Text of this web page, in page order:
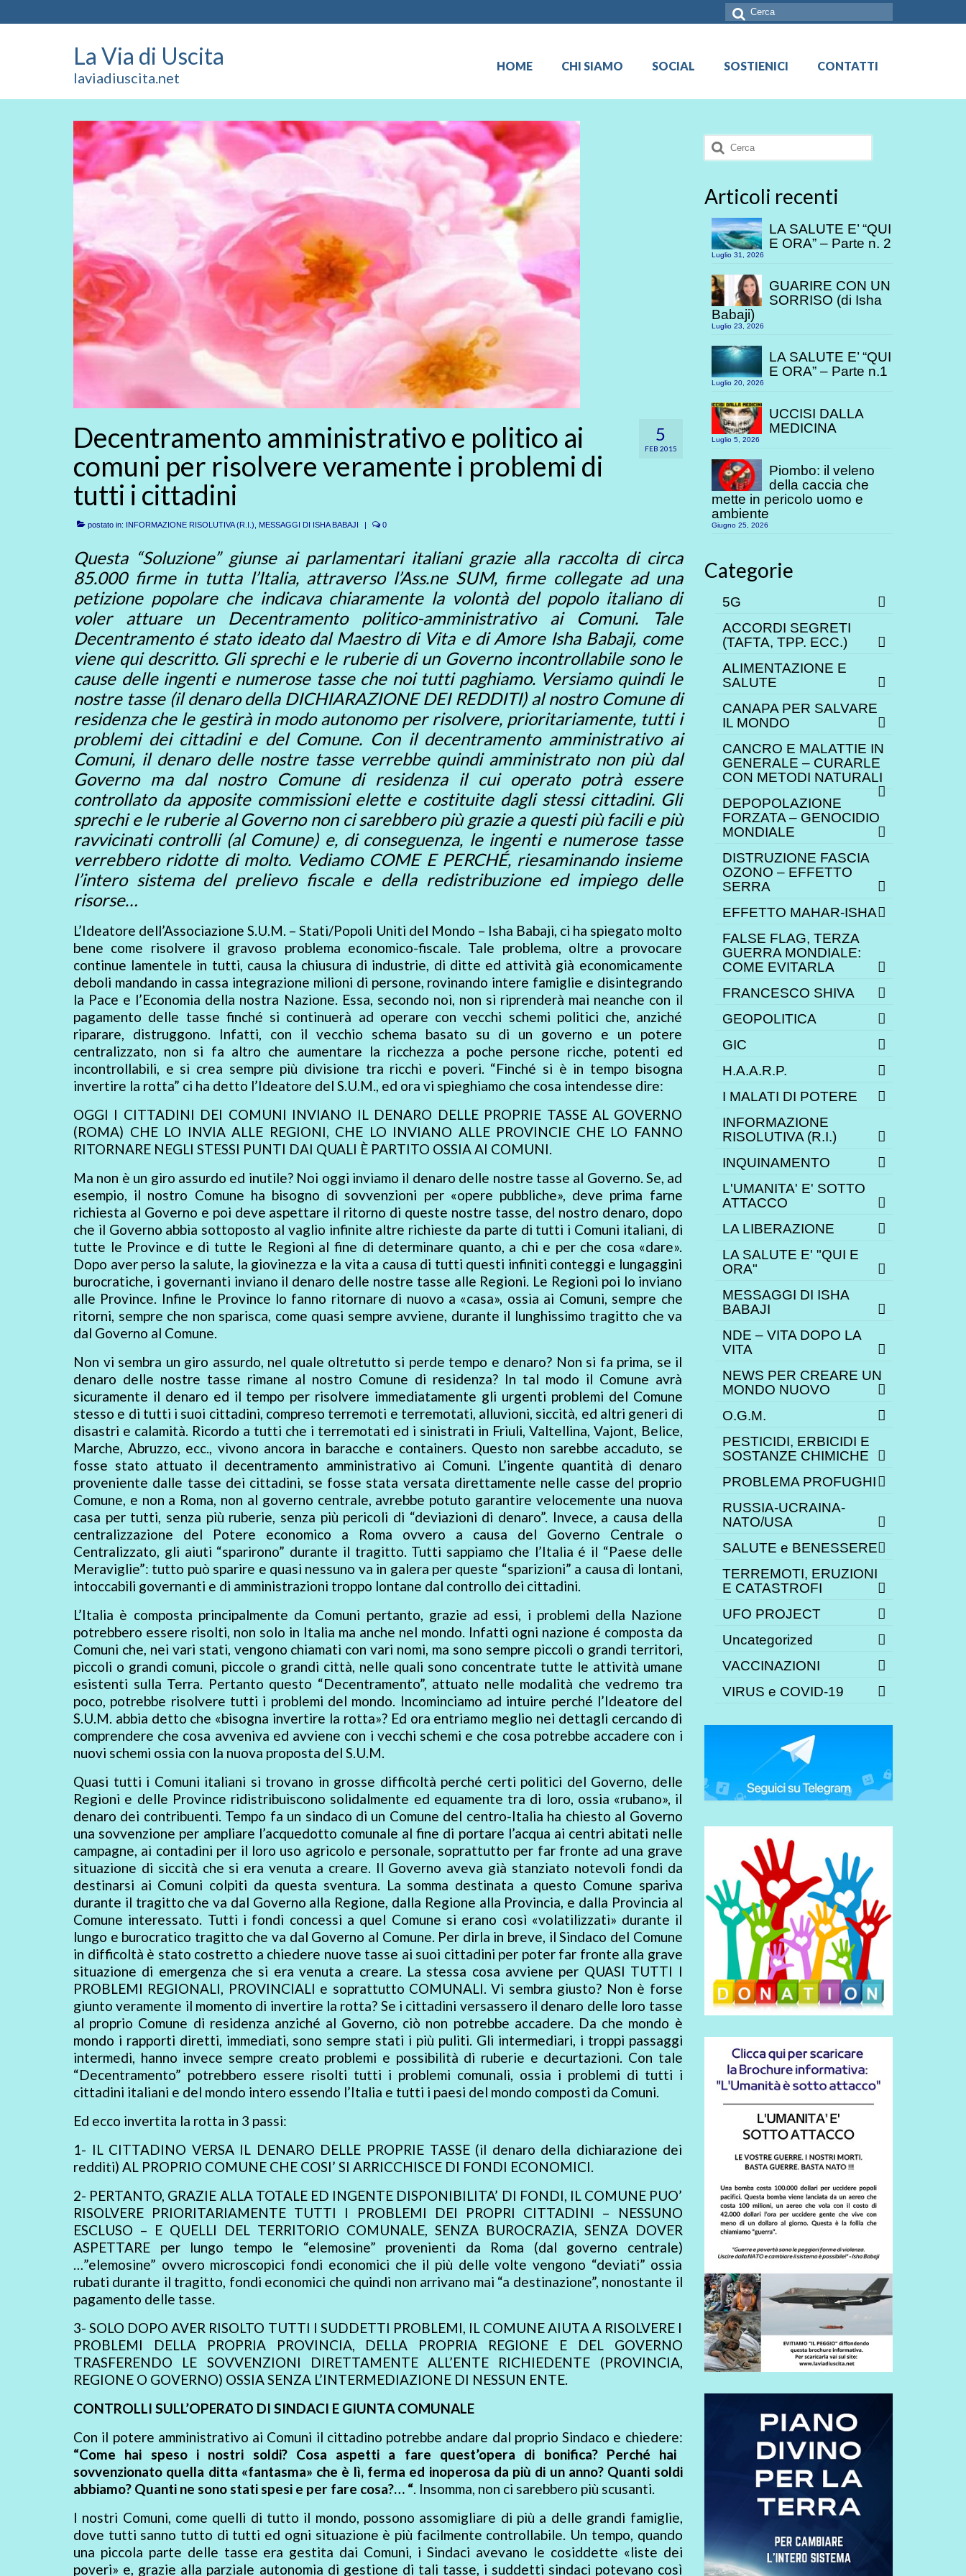
Cerca:
La Via di Uscita
laviadiuscita.net
HOME CHI SIAMO SOCIAL SOSTIENICI CONTATTI
5
FEB 2015
Decentramento amministrativo e politico ai
comuni per risolvere veramente i problemi di
tutti i cittadini
postato in: INFORMAZIONE RISOLUTIVA (R.I.) MESSAGGI DI ISHA BABAJI | 0
Questa “Soluzione” giunse ai parlamentari italiani grazie alla raccolta di circa
85.000 firme in tutta l’Italia, attraverso l’Ass.ne SUM, firme collegate ad una
petizione popolare che indicava chiaramente la volontà del popolo italiano di
voler attuare un Decentramento politico-amministrativo ai Comuni. Tale
Decentramento é stato ideato dal Maestro di Vita e di Amore Isha Babaji, come
viene qui descritto. Gli sprechi e le ruberie di un Governo incontrollabile sono le
cause delle ingenti e numerose tasse che noi tutti paghiamo. Versiamo quindi le
nostre tasse (il denaro della DICHIARAZIONE DEI REDDITI) al nostro Comune di
residenza che le gestirà in modo autonomo per risolvere, prioritariamente, tutti i
problemi dei cittadini e del Comune. Con il decentramento amministrativo ai
Comuni, il denaro delle nostre tasse verrebbe quindi amministrato non più dal
Governo ma dal nostro Comune di residenza il cui operato potrà essere
controllato da apposite commissioni elette e costituite dagli stessi cittadini. Gli
sprechi e le ruberie al Governo non ci sarebbero più grazie a questi più facili e più
ravvicinati controlli (al Comune) e, di conseguenza, le ingenti e numerose tasse
verrebbero ridotte di molto. Vediamo COME E PERCHÉ, riesaminando insieme
l’intero sistema del prelievo fiscale e della redistribuzione ed impiego delle
risorse…
L’Ideatore dell’Associazione S.U.M. – Stati/Popoli Uniti del Mondo – Isha Babaji, ci ha spiegato molto
bene come risolvere il gravoso problema economico-fiscale. Tale problema, oltre a provocare
continue lamentele in tutti, causa la chiusura di industrie, di ditte ed attività già economicamente
deboli mandando in cassa integrazione milioni di persone, rovinando intere famiglie e disintegrando
la Pace e l’Economia della nostra Nazione. Essa, secondo noi, non si riprenderà mai neanche con il
pagamento delle tasse finché si continuerà ad operare con vecchi schemi politici che, anziché
riparare, distruggono. Infatti, con il vecchio schema basato su di un governo e un potere
centralizzato, non si fa altro che aumentare la ricchezza a poche persone ricche, potenti ed
incontrollabili, e si crea sempre più divisione tra ricchi e poveri. “Finché si è in tempo bisogna
invertire la rotta” ci ha detto l’Ideatore del S.U.M., ed ora vi spieghiamo che cosa intendesse dire:
OGGI I CITTADINI DEI COMUNI INVIANO IL DENARO DELLE PROPRIE TASSE AL GOVERNO
(ROMA) CHE LO INVIA ALLE REGIONI, CHE LO INVIANO ALLE PROVINCIE CHE LO FANNO
RITORNARE NEGLI STESSI PUNTI DAI QUALI È PARTITO OSSIA AI COMUNI.
Ma non è un giro assurdo ed inutile? Noi oggi inviamo il denaro delle nostre tasse al Governo. Se, ad
esempio, il nostro Comune ha bisogno di sovvenzioni per «opere pubbliche», deve prima farne
richiesta al Governo e poi deve aspettare il ritorno di queste nostre tasse, del nostro denaro, dopo
che il Governo abbia sottoposto al vaglio infinite altre richieste da parte di tutti i Comuni italiani, di
tutte le Province e di tutte le Regioni al fine di determinare quanto, a chi e per che cosa «dare».
Dopo aver perso la salute, la giovinezza e la vita a causa di tutti questi infiniti conteggi e lungaggini
burocratiche, i governanti inviano il denaro delle nostre tasse alle Regioni. Le Regioni poi lo inviano
alle Province. Infine le Province lo fanno ritornare di nuovo a «casa», ossia ai Comuni, sempre che
ritorni, sempre che non sparisca, come quasi sempre avviene, durante il lunghissimo tragitto che va
dal Governo al Comune.
Non vi sembra un giro assurdo, nel quale oltretutto si perde tempo e denaro? Non si fa prima, se il
denaro delle nostre tasse rimane al nostro Comune di residenza? In tal modo il Comune avrà
sicuramente il denaro ed il tempo per risolvere immediatamente gli urgenti problemi del Comune
stesso e di tutti i suoi cittadini, compreso terremoti e terremotati, alluvioni, siccità, ed altri generi di
disastri e calamità. Ricordo a tutti che i terremotati ed i sinistrati in Friuli, Valtellina, Vajont, Belice,
Marche, Abruzzo, ecc., vivono ancora in baracche e containers. Questo non sarebbe accaduto, se
fosse stato attuato il decentramento amministrativo ai Comuni. L’ingente quantità di denaro
proveniente dalle tasse dei cittadini, se fosse stata versata direttamente nelle casse del proprio
Comune, e non a Roma, non al governo centrale, avrebbe potuto garantire velocemente una nuova
casa per tutti, senza più ruberie, senza più pericoli di “deviazioni di denaro”. Invece, a causa della
centralizzazione del Potere economico a Roma ovvero a causa del Governo Centrale o
Centralizzato, gli aiuti “sparirono” durante il tragitto. Tutti sappiamo che l’Italia é il “Paese delle
Meraviglie”: tutto può sparire e quasi nessuno va in galera per queste “sparizioni” a causa di lontani,
intoccabili governanti e di amministrazioni troppo lontane dal controllo dei cittadini.
L’Italia è composta principalmente da Comuni pertanto, grazie ad essi, i problemi della Nazione
potrebbero essere risolti, non solo in Italia ma anche nel mondo. Infatti ogni nazione é composta da
Comuni che, nei vari stati, vengono chiamati con vari nomi, ma sono sempre piccoli o grandi territori,
piccoli o grandi comuni, piccole o grandi città, nelle quali sono concentrate tutte le attività umane
esistenti sulla Terra. Pertanto questo “Decentramento”, attuato nelle modalità che vedremo tra
poco, potrebbe risolvere tutti i problemi del mondo. Incominciamo ad intuire perché l’Ideatore del
S.U.M. abbia detto che «bisogna invertire la rotta»? Ed ora entriamo meglio nei dettagli cercando di
comprendere che cosa avveniva ed avviene con i vecchi schemi e che cosa potrebbe accadere con i
nuovi schemi ossia con la nuova proposta del S.U.M.
Quasi tutti i Comuni italiani si trovano in grosse difficoltà perché certi politici del Governo, delle
Regioni e delle Province ridistribuiscono solidalmente ed equamente tra di loro, ossia «rubano», il
denaro dei contribuenti. Tempo fa un sindaco di un Comune del centro-Italia ha chiesto al Governo
una sovvenzione per ampliare l’acquedotto comunale al fine di portare l’acqua ai centri abitati nelle
campagne, ai contadini per il loro uso agricolo e personale, soprattutto per far fronte ad una grave
situazione di siccità che si era venuta a creare. Il Governo aveva già stanziato notevoli fondi da
destinarsi ai Comuni colpiti da questa sventura. La somma destinata a questo Comune spariva
durante il tragitto che va dal Governo alla Regione, dalla Regione alla Provincia, e dalla Provincia al
Comune interessato. Tutti i fondi concessi a quel Comune si erano così «volatilizzati» durante il
lungo e burocratico tragitto che va dal Governo al Comune. Per dirla in breve, il Sindaco del Comune
in difficoltà è stato costretto a chiedere nuove tasse ai suoi cittadini per poter far fronte alla grave
situazione di emergenza che si era venuta a creare. La stessa cosa avviene per QUASI TUTTI I
PROBLEMI REGIONALI, PROVINCIALI e soprattutto COMUNALI. Vi sembra giusto? Non è forse
giunto veramente il momento di invertire la rotta? Se i cittadini versassero il denaro delle loro tasse
al proprio Comune di residenza anziché al Governo, ciò non potrebbe accadere. Da che mondo è
mondo i rapporti diretti, immediati, sono sempre stati i più puliti. Gli intermediari, i troppi passaggi
intermedi, hanno invece sempre creato problemi e possibilità di ruberie e decurtazioni. Con tale
“Decentramento” potrebbero essere risolti tutti i problemi comunali, ossia i problemi di tutti i
cittadini italiani e del mondo intero essendo l’Italia e tutti i paesi del mondo composti da Comuni.
Ed ecco invertita la rotta in 3 passi:
1- IL CITTADINO VERSA IL DENARO DELLE PROPRIE TASSE (il denaro della dichiarazione dei
redditi) AL PROPRIO COMUNE CHE COSI’ SI ARRICCHISCE DI FONDI ECONOMICI.
2- PERTANTO, GRAZIE ALLA TOTALE ED INGENTE DISPONIBILITA’ DI FONDI, IL COMUNE PUO’
RISOLVERE PRIORITARIAMENTE TUTTI I PROBLEMI DEI PROPRI CITTADINI – NESSUNO
ESCLUSO – E QUELLI DEL TERRITORIO COMUNALE, SENZA BUROCRAZIA, SENZA DOVER
ASPETTARE per lungo tempo le “elemosine” provenienti da Roma (dal governo centrale)
…”elemosine” ovvero microscopici fondi economici che il più delle volte vengono “deviati” ossia
rubati durante il tragitto, fondi economici che quindi non arrivano mai “a destinazione”, nonostante il
pagamento delle tasse.
3- SOLO DOPO AVER RISOLTO TUTTI I SUDDETTI PROBLEMI, IL COMUNE AIUTA A RISOLVERE I
PROBLEMI DELLA PROPRIA PROVINCIA, DELLA PROPRIA REGIONE E DEL GOVERNO
TRASFERENDO LE SOVVENZIONI DIRETTAMENTE ALL’ENTE RICHIEDENTE (PROVINCIA,
REGIONE O GOVERNO) OSSIA SENZA L’INTERMEDIAZIONE DI NESSUN ENTE.
CONTROLLI SULL’OPERATO DI SINDACI E GIUNTA COMUNALE
Con il potere amministrativo ai Comuni il cittadino potrebbe andare dal proprio Sindaco e chiedere:
“Come hai speso i nostri soldi? Cosa aspetti a fare quest’opera di bonifica? Perché hai
sovvenzionato quella ditta «fantasma» che è lì, ferma ed inoperosa da più di un anno? Quanti soldi
abbiamo? Quanti ne sono stati spesi e per fare cosa?… “. Insomma, non ci sarebbero più scusanti.
I nostri Comuni, come quelli di tutto il mondo, possono assomigliare di più a delle grandi famiglie,
dove tutti sanno tutto di tutti ed ogni situazione è più facilmente controllabile. Un tempo, quando
una piccola parte delle tasse era gestita dai Comuni, i Sindaci avevano le cosiddette «liste dei
poveri» e, grazie alla parziale autonomia di gestione di tali tasse, i suddetti sindaci potevano così
Cerca:
Articoli recenti
LA SALUTE E’ “QUI
E ORA” – Parte n. 2
Luglio 31, 2026
GUARIRE CON UN
SORRISO (di Isha
Babaji)
Luglio 23, 2026
LA SALUTE E’ “QUI
E ORA” – Parte n.1
Luglio 20, 2026
UCCISI DALLA
MEDICINA
Luglio 5, 2026
Piombo: il veleno
della caccia che
mette in pericolo uomo e
ambiente
Giugno 25, 2026
Categorie
5G
ACCORDI SEGRETI
(TAFTA, TPP. ECC.)
ALIMENTAZIONE E
SALUTE
CANAPA PER SALVARE
IL MONDO
CANCRO E MALATTIE IN
GENERALE – CURARLE
CON METODI NATURALI
DEPOPOLAZIONE
FORZATA – GENOCIDIO
MONDIALE
DISTRUZIONE FASCIA
OZONO – EFFETTO
SERRA
EFFETTO MAHAR-ISHA
FALSE FLAG, TERZA
GUERRA MONDIALE:
COME EVITARLA
FRANCESCO SHIVA
GEOPOLITICA
GIC
H.A.A.R.P.
I MALATI DI POTERE
INFORMAZIONE
RISOLUTIVA (R.I.)
INQUINAMENTO
L'UMANITA' E' SOTTO
ATTACCO
LA LIBERAZIONE
LA SALUTE E' "QUI E
ORA"
MESSAGGI DI ISHA
BABAJI
NDE – VITA DOPO LA
VITA
NEWS PER CREARE UN
MONDO NUOVO
O.G.M.
PESTICIDI, ERBICIDI E
SOSTANZE CHIMICHE
PROBLEMA PROFUGHI
RUSSIA-UCRAINA-
NATO/USA
SALUTE e BENESSERE
TERREMOTI, ERUZIONI
E CATASTROFI
UFO PROJECT
Uncategorized
VACCINAZIONI
VIRUS e COVID-19